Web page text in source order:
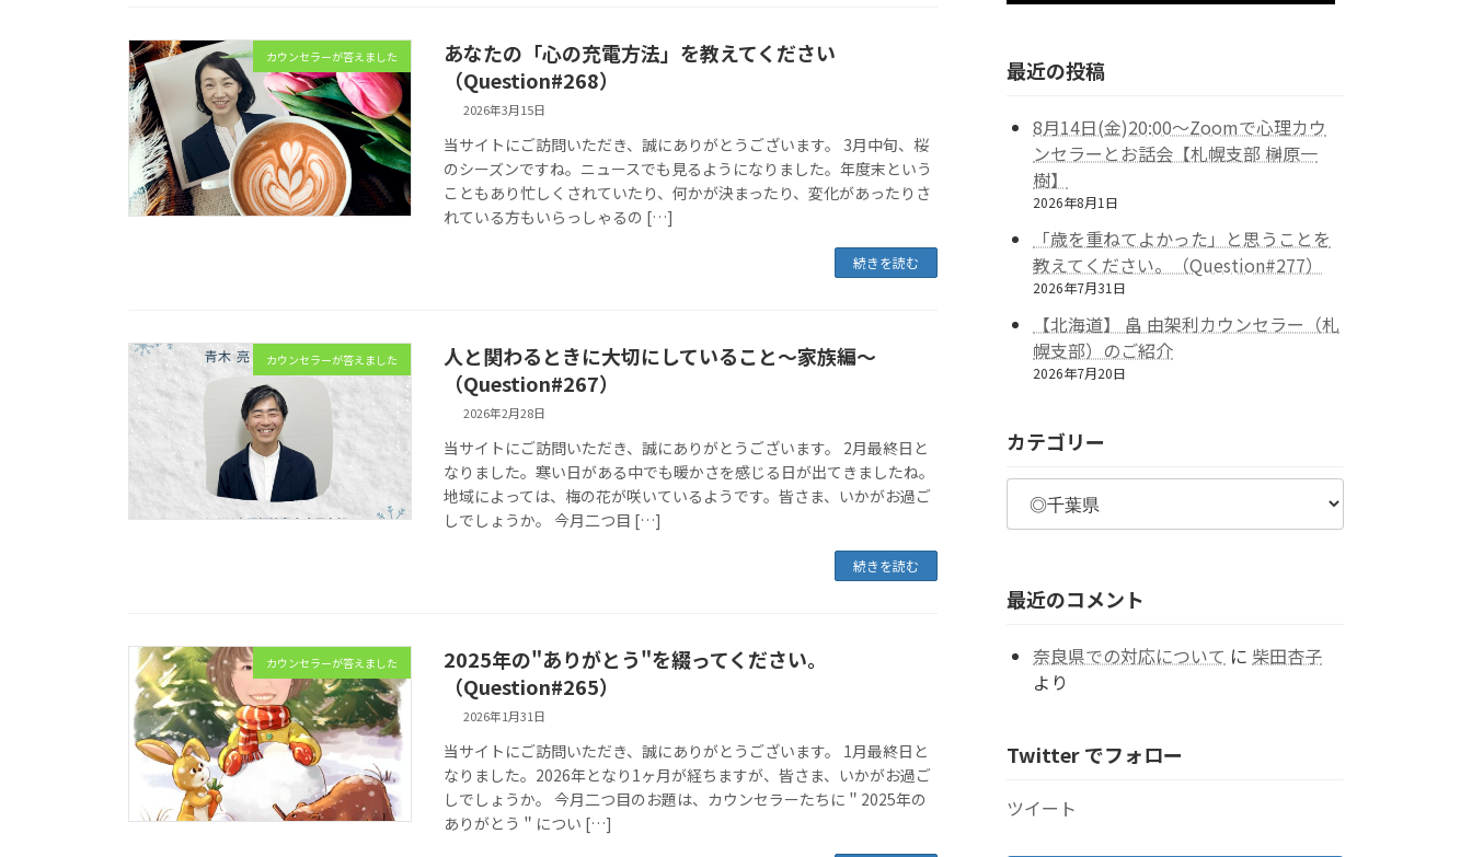
カウンセラーが答えました
あなたの「心の充電方法」を教えてください
（Question#268）
2026年3月15日
当サイトにご訪問いただき、誠にありがとうございます。 3月中旬、桜
のシーズンですね。ニュースでも見るようになりました。年度末という
こともあり忙しくされていたり、何かが決まったり、変化があったりさ
れている方もいらっしゃるの […]
続きを読む
カウンセラーが答えました
人と関わるときに大切にしていること〜家族編〜
（Question#267）
2026年2月28日
当サイトにご訪問いただき、誠にありがとうございます。 2月最終日と
なりました。寒い日がある中でも暖かさを感じる日が出てきましたね。
地域によっては、梅の花が咲いているようです。皆さま、いかがお過ご
しでしょうか。 今月二つ目 […]
続きを読む
カウンセラーが答えました
2025年の"ありがとう"を綴ってください。
（Question#265）
2026年1月31日
当サイトにご訪問いただき、誠にありがとうございます。 1月最終日と
なりました。2026年となり1ヶ月が経ちますが、皆さま、いかがお過ご
しでしょうか。 今月二つ目のお題は、カウンセラーたちに＂2025年の
ありがとう＂につい […]
最近の投稿
8月14日(金)20:00～Zoomで心理カウ
ンセラーとお話会【札幌支部 榊原一
樹】
2026年8月1日
「歳を重ねてよかった」と思うことを
教えてください。（Question#277）
2026年7月31日
【北海道】 畠 由架利カウンセラー（札
幌支部）のご紹介
2026年7月20日
カテゴリー
カ
ゴ
ー
最近のコメント
奈良県での対応について に 柴田杏子
より
Twitter でフォロー
ツイート